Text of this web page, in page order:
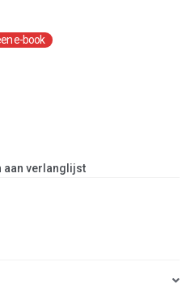
aan verlanglijst